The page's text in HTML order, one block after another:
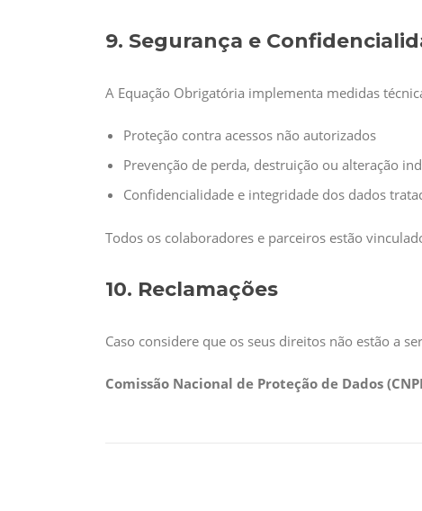
9. Segurança e
A Equação Obrigatória implementa medidas
Proteção contra acessos não autorizados
Prevenção de perda, destruição ou alteração
Confidencialidade e integridade dos dados
Todos os colaboradores e parceiros estão
10. Reclamações
Caso considere que os seus direitos não estão a
Comissão Nacional de Proteção de Dados